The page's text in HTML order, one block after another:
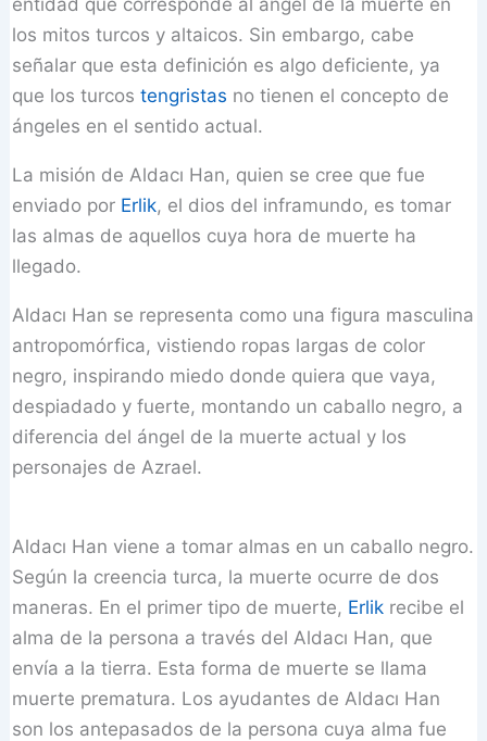
los mitos turcos y altaicos. Sin embargo, cabe
señalar que esta definición es algo deficiente, ya
que los turcostengristas no tienen el concepto de
ángeles en el sentido actual.
La misión de Aldacı Han, quien se cree que fue
enviado por Erlik, el dios del inframundo, es tomar
las almas de aquellos cuya hora de muerte ha
llegado.
Aldacı Han se representa como una figura masculina
antropomórfica, vistiendo ropas largas de color
negro, inspirando miedo donde quiera que vaya,
despiadado y fuerte, montando un caballo negro, a
diferencia del ángel de la muerte actual y los
personajes de Azrael.
Aldacı Han viene a tomar almas en un caballo negro.
Según la creencia turca, la muerte ocurre de dos
maneras. En el primer tipo de muerte, Erlik recibe el
alma de la persona a través del Aldacı Han, que
envía a la tierra. Esta forma de muerte se llama
muerte prematura. Los ayudantes de Aldacı Han
son los antepasados de la persona cuya alma fue